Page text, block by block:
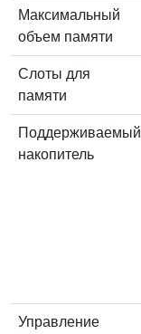
Максимальный
объем памяти
Слоты для
памяти
Поддерживаемый
накопитель
Управление